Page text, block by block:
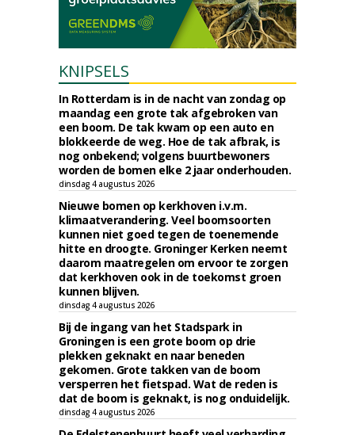
KNIPSELS
In Rotterdam is in de nacht van zondag op
maandag een grote tak afgebroken van
een boom. De tak kwam op een auto en
blokkeerde de weg. Hoe de tak afbrak, is
nog onbekend; volgens buurtbewoners
worden de bomen elke 2 jaar onderhouden.
dinsdag 4 augustus 2026
Nieuwe bomen op kerkhoven i.v.m.
klimaatverandering. Veel boomsoorten
kunnen niet goed tegen de toenemende
hitte en droogte. Groninger Kerken neemt
daarom maatregelen om ervoor te zorgen
dat kerkhoven ook in de toekomst groen
kunnen blijven.
dinsdag 4 augustus 2026
Bij de ingang van het Stadspark in
Groningen is een grote boom op drie
plekken geknakt en naar beneden
gekomen. Grote takken van de boom
versperren het fietspad. Wat de reden is
dat de boom is geknakt, is nog onduidelijk.
dinsdag 4 augustus 2026